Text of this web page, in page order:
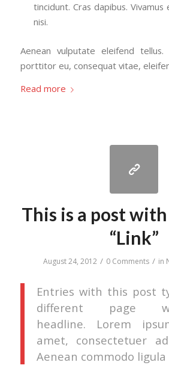
tincidunt. Cras dapibus.
nisi.
Aenean vulputate eleifend tellus.
porttitor eu, consequat vitae,
Read more
This is a post
“Link”
August 24, 2012 / 0 Comments / in
Entries with this post
different page
headline. Lorem
amet, consectetuer
Aenean commodo